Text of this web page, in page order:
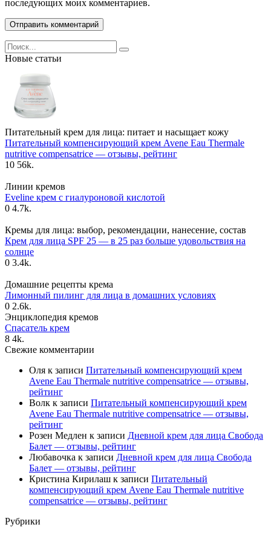
последующих моих комментариев.
Search
for:
Новые статьи
Питательный крем для лица: питает и насыщает кожу
Питательный компенсирующий крем Avene Eau Thermale
nutritive compensatrice — отзывы, рейтинг
10 56k.
Линии кремов
Eveline крем с гиалуроновой кислотой
0 4.7k.
Кремы для лица: выбор, рекомендации, нанесение, состав
Крем для лица SPF 25 — в 25 раз больше удовольствия на
солнце
0 3.4k.
Домашние рецепты крема
Лимонный пилинг для лица в домашних условиях
0 2.6k.
Энциклопедия кремов
Спасатель крем
8 4k.
Свежие комментарии
Оля к записи Питательный компенсирующий крем
Avene Eau Thermale nutritive compensatrice — отзывы,
рейтинг
Волк к записи Питательный компенсирующий крем
Avene Eau Thermale nutritive compensatrice — отзывы,
рейтинг
Розен Медлен к записи Дневной крем для лица Свобода
Балет — отзывы, рейтинг
Любавочка к записи Дневной крем для лица Свобода
Балет — отзывы, рейтинг
Кристина Кирилаш к записи Питательный
компенсирующий крем Avene Eau Thermale nutritive
compensatrice — отзывы, рейтинг
Рубрики